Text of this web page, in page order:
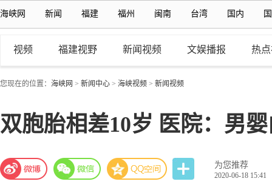
海峡网 新闻 福建 福州 闽南 台湾 国内
视频 福建视野 新闻视频 文娱播报 热
您现在的位置： 海峡网 > 新闻中心 > 海峡视频 > 新闻视频
双胞胎相差10岁 医院：男
为您推荐
2020-06-18 15:41